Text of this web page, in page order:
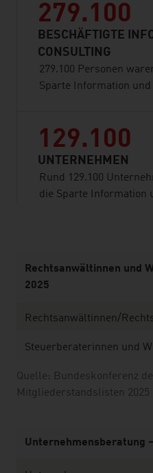
279.100
BESCHÄFTIGTE
CONSULTING
279.100 Personen
Sparte Information
129.100
UNTERNEHMEN
Rund 129.100
die Sparte Information
Quelle: Bundeskonferenz
Mitgliederstandslisten 2025
Rechtsanwältinnen und
2025
Rechtsanwältinnen/
Steuerberaterinnen und
Unternehmensberatung